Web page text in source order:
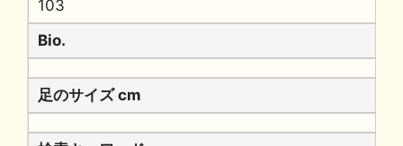
103
Bio.
足のサイズ cm